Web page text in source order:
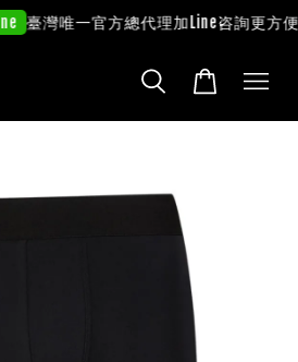
臺灣唯一官方總代理加Line咨詢更方便